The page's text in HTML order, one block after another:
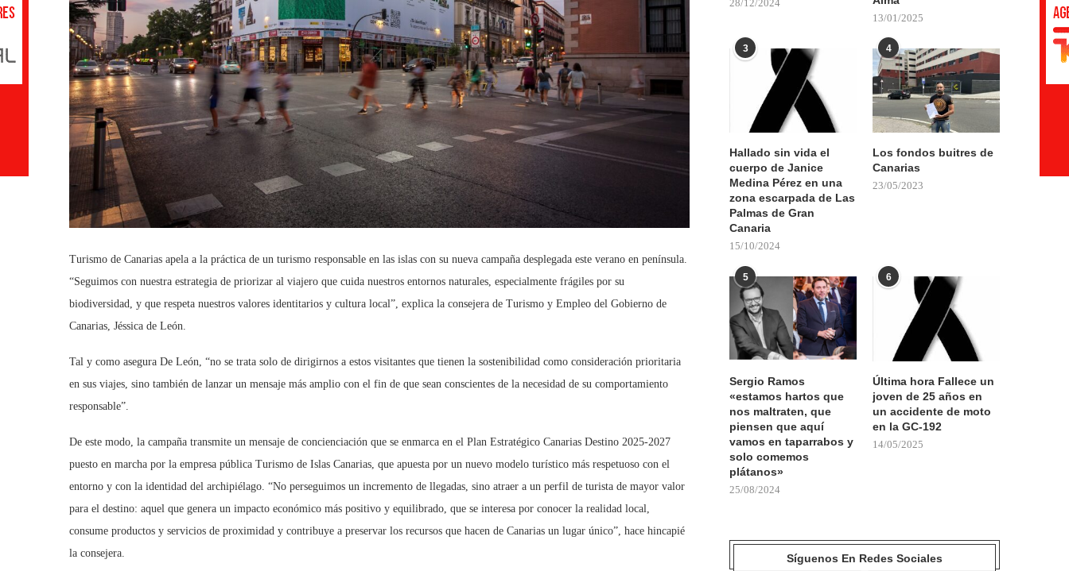
Turismo de Canarias apela a la práctica de un turismo responsable en las islas con su nueva campaña desplegada este verano en península.
“Seguimos con nuestra estrategia de priorizar al viajero que cuida nuestros entornos naturales, especialmente frágiles por su
biodiversidad, y que respeta nuestros valores identitarios y cultura local”, explica la consejera de Turismo y Empleo del Gobierno de
Canarias, Jéssica de León.
Tal y como asegura De León, “no se trata solo de dirigirnos a estos visitantes que tienen la sostenibilidad como consideración prioritaria
en sus viajes, sino también de lanzar un mensaje más amplio con el fin de que sean conscientes de la necesidad de su comportamiento
responsable”.
De este modo, la campaña transmite un mensaje de concienciación que se enmarca en el Plan Estratégico Canarias Destino 2025-2027
puesto en marcha por la empresa pública Turismo de Islas Canarias, que apuesta por un nuevo modelo turístico más respetuoso con el
entorno y con la identidad del archipiélago. “No perseguimos un incremento de llegadas, sino atraer a un perfil de turista de mayor valor
para el destino: aquel que genera un impacto económico más positivo y equilibrado, que se interesa por conocer la realidad local,
consume productos y servicios de proximidad y contribuye a preservar los recursos que hacen de Canarias un lugar único”, hace hincapié
la consejera.
28/12/2024
13/01/2025
3
Hallado sin vida el
cuerpo de Janice
Medina Pérez en una
zona escarpada de Las
Palmas de Gran
Canaria
15/10/2024
4
Los fondos buitres de
Canarias
23/05/2023
5
Sergio Ramos
«estamos hartos que
nos maltraten, que
piensen que aquí
vamos en taparrabos y
solo comemos
plátanos»
25/08/2024
6
Última hora Fallece un
joven de 25 años en
un accidente de moto
en la GC-192
14/05/2025
Síguenos En Redes Sociales